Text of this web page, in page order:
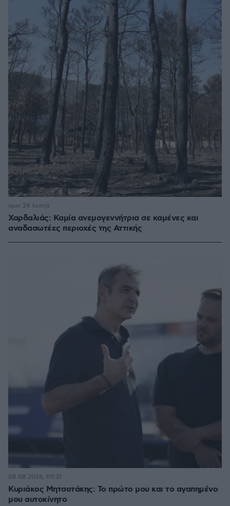
Χαρδαλιάς: Καμία ανεμογεννήτρια σε καμένες και
αναδασωτέες περιοχές της Αττικής
πριν 24 λεπτά
Κυριάκος Μητσοτάκης: Το πρώτο μου και το αγαπημένο
μου αυτοκίνητο
08.08.2026, 09:31